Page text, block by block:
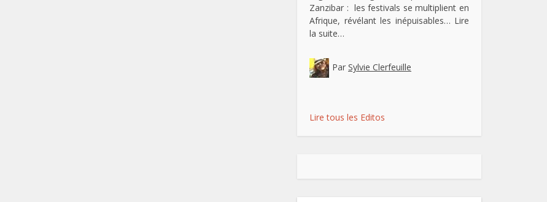
Zanzibar : les festivals se multiplient en
Afrique, révélant les inépuisables… Lire
la suite…
Par Sylvie Clerfeuille
Lire tous les Editos